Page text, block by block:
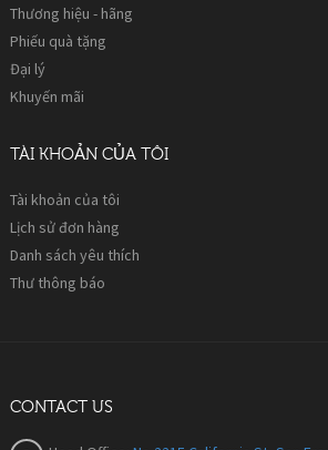
Thương hiệu - hãng
Phiếu quà tặng
Đại lý
Khuyến mãi
TÀI KHOẢN CỦA TÔI
Tài khoản của tôi
Lịch sử đơn hàng
Danh sách yêu thích
Thư thông báo
CONTACT US